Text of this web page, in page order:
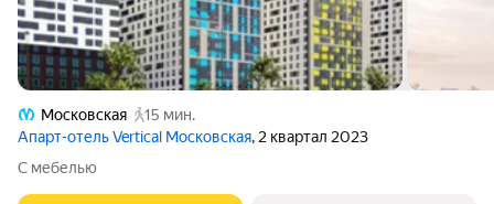
Московская
15 мин.
Апарт-отель Vertical Московская, 2 квартал 2023
С мебелью